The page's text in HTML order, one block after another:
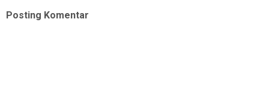
Posting Komentar